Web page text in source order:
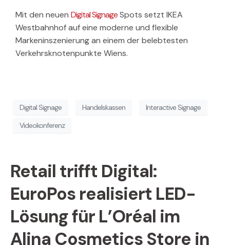
Mit den neuen Digital SignageSpots setzt IKEA
Westbahnhof auf eine moderne und flexible
Markeninszenierung an einem der belebtesten
Verkehrsknotenpunkte Wiens.
Digital Signage Handelskassen
Interactive Signage
Videokonferenz
Retail trifft Digital:
EuroPos realisiert LED-
Lösung für L’Oréal im
Alina Cosmetics Store in